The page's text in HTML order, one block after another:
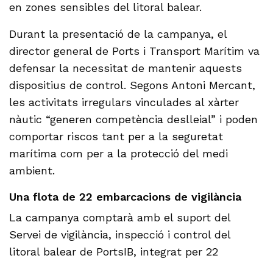
en zones sensibles del litoral balear.
Durant la presentació de la campanya, el
director general de Ports i Transport Marítim va
defensar la necessitat de mantenir aquests
dispositius de control. Segons Antoni Mercant,
les activitats irregulars vinculades al xàrter
nàutic “generen competència deslleial” i poden
comportar riscos tant per a la seguretat
marítima com per a la protecció del medi
ambient.
Una flota de 22 embarcacions de vigilància
La campanya comptarà amb el suport del
Servei de vigilància, inspecció i control del
litoral balear de PortsIB, integrat per 22